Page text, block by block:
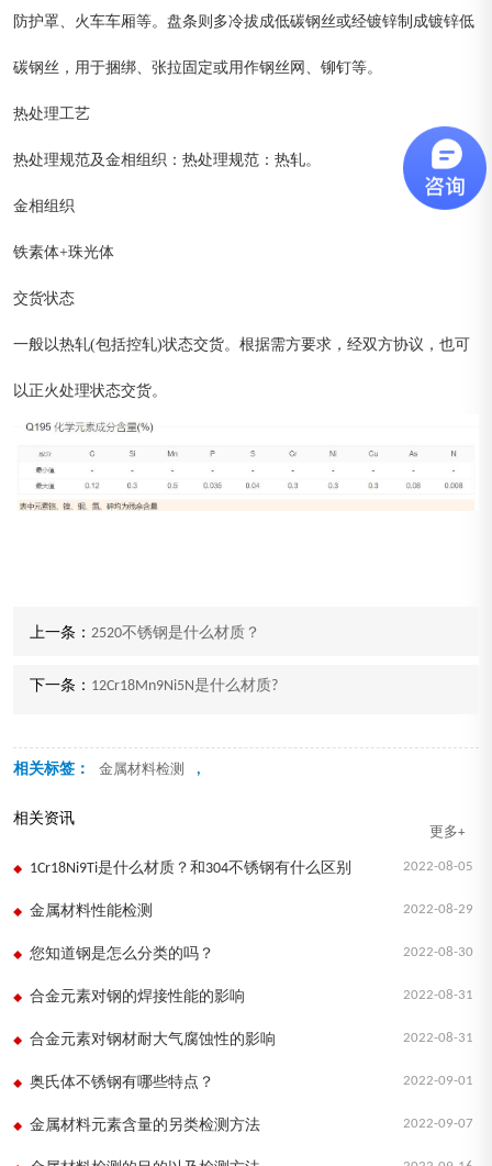
防护罩、火车车厢等。盘条则多冷拔成低碳钢丝或经镀锌制成镀锌低
碳钢丝，用于捆绑、张拉固定或用作钢丝网、铆钉等。
热处理工艺
热处理规范及金相组织：热处理规范：热轧。
金相组织
铁素体+珠光体
交货状态
一般以热轧(包括控轧)状态交货。根据需方要求，经双方协议，也可
以正火处理状态交货。
上一条： 2520不锈钢是什么材质？
下一条： 12Cr18Mn9Ni5N是什么材质?
相关标签： 金属材料检测 ,
相关资讯
更多+
2022-08-05
1Cr18Ni9Ti是什么材质？和304不锈钢有什么区别
2022-08-29
金属材料性能检测
2022-08-30
您知道钢是怎么分类的吗？
2022-08-31
合金元素对钢的焊接性能的影响
2022-08-31
合金元素对钢材耐大气腐蚀性的影响
2022-09-01
奥氏体不锈钢有哪些特点？
2022-09-07
金属材料元素含量的另类检测方法